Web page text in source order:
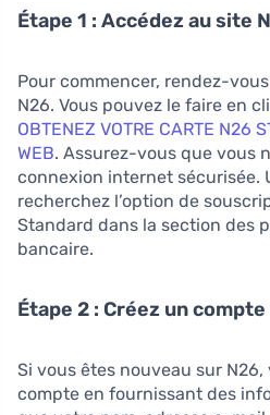
Étape 1 : Accédez au site
Pour commencer, rendez-
N26. Vous pouvez le faire en
OBTENEZ VOTRE CARTE N26
WEB. Assurez-vous que vous
connexion internet sécurisée.
recherchez l’option de
Standard dans la section des
bancaire.
Étape 2 : Créez un
Si vous êtes nouveau sur
compte en fournissant des